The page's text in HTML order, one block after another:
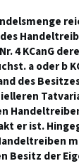
4 KCanG
a oder b
des
er ist.
Besitz der